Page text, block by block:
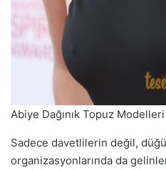
Abiye Dağınık Topuz
Sadece davetlilerin değil,
organizasyonlarında da